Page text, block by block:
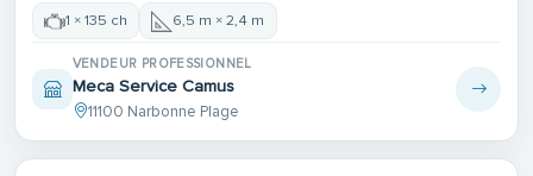
1 × 135 ch 6,5 m × 2,4 m
VENDEUR PROFESSIONNEL
Meca Service Camus
11100 Narbonne Plage